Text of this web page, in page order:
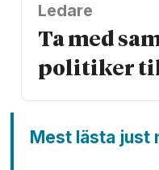
Ledare
Ta med
politiker
Mest lästa just